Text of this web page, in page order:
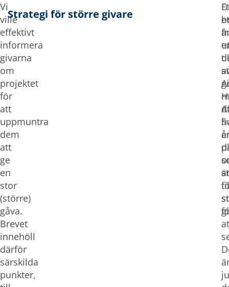
Vi
ville
effektivt
informera
givarna
om
projektet
för
att
uppmuntra
dem
att
ge
en
stor
(större)
gåva.
Brevet
innehöll
därför
särskilda
punkter,
Strategi för större givare